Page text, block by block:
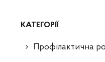
КАТЕГОРІЇ
Профілактична